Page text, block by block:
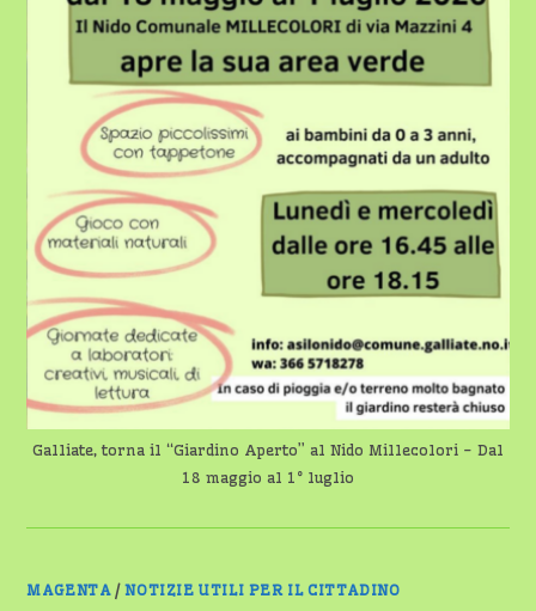
Galliate, torna il “Giardino Aperto” al Nido Millecolori - Dal
18 maggio al 1° luglio
MAGENTA/NOTIZIE UTILI PER IL CITTADINO